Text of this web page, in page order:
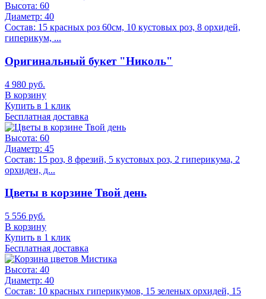
Высота: 60
Диаметр: 40
Состав: 15 красных роз 60см, 10 кустовых роз, 8 орхидей,
гиперикум, ...
Оригинальный букет "Николь"
4 980 руб.
В корзину
Купить в 1 клик
Бесплатная доставка
Высота: 60
Диаметр: 45
Состав: 15 роз, 8 фрезий, 5 кустовых роз, 2 гиперикума, 2
орхидеи, д...
Цветы в корзине Твой день
5 556 руб.
В корзину
Купить в 1 клик
Бесплатная доставка
Высота: 40
Диаметр: 40
Состав: 10 красных гиперикумов, 15 зеленых орхидей, 15